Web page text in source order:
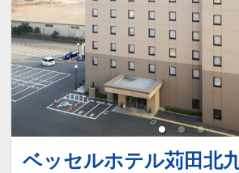
「旅人の湯」
□営業時間：15:00～翌
05:00～10：00
ベッセルホテル苅田北